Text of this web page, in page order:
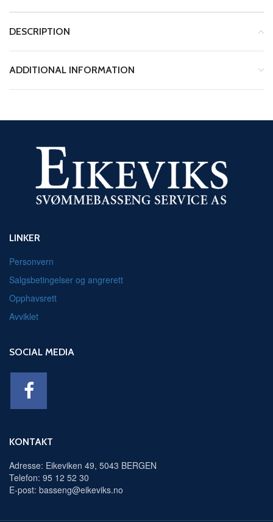
DESCRIPTION
ADDITIONAL INFORMATION
LINKER
Personvern
Salgsbetingelser og angrerett
Opphavsrett
Avviklet
SOCIAL MEDIA
KONTAKT
Adresse: Eikeviken 49, 5043 BERGEN
Telefon: 95 12 52 30
E-post: basseng@eikeviks.no